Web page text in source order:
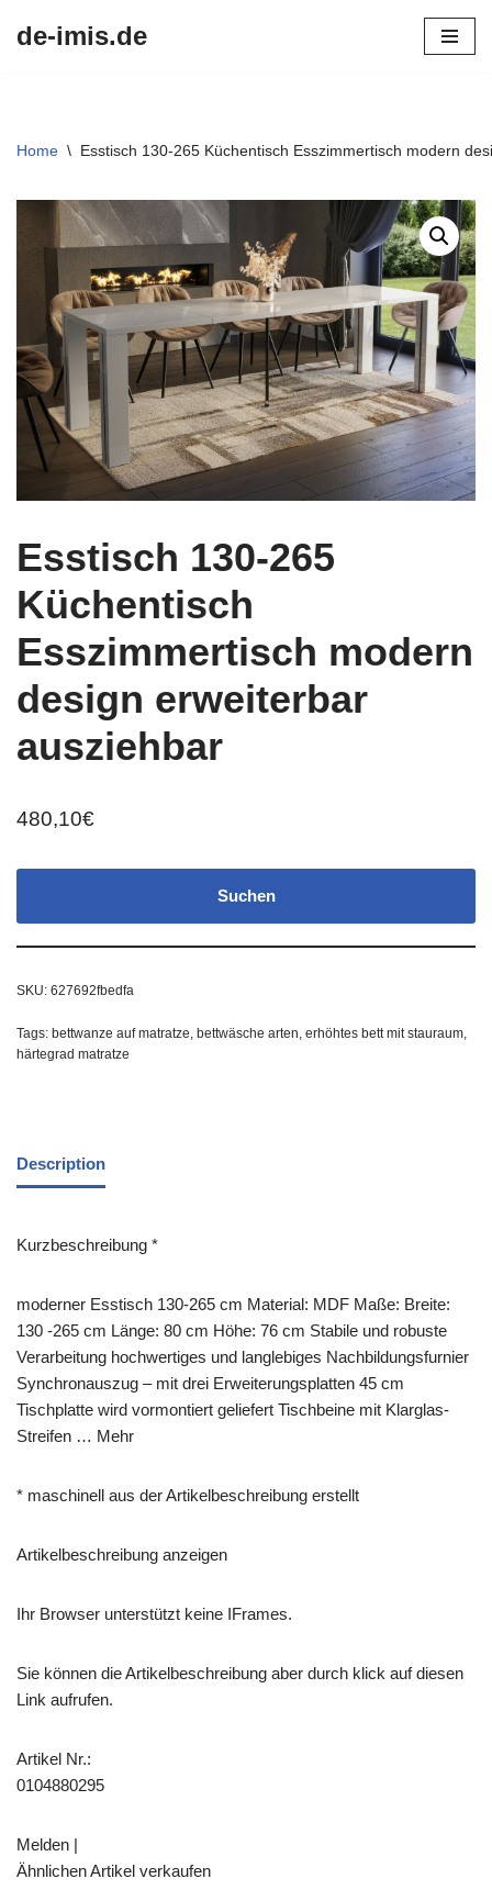
de-imis.de
Home \ Esstisch 130-265 Küchentisch Esszimmertisch modern
Esstisch 130-265
Küchentisch
Esszimmertisch modern
design erweiterbar
ausziehbar
480,10€
Suchen
SKU: 627692fbedfa
Tags: bettwanze auf matratze, bettwäsche arten, erhöhtes bett mit stauraum,
härtegrad matratze
Description
Kurzbeschreibung *
moderner Esstisch 130-265 cm Material: MDF Maße: Breite:
130 -265 cm Länge: 80 cm Höhe: 76 cm Stabile und robuste
Verarbeitung hochwertiges und langlebiges Nachbildungsfurnier
Synchronauszug – mit drei Erweiterungsplatten 45 cm
Tischplatte wird vormontiert geliefert Tischbeine mit Klarglas-
Streifen … Mehr
* maschinell aus der Artikelbeschreibung erstellt
Artikelbeschreibung anzeigen
Ihr Browser unterstützt keine IFrames.
Sie können die Artikelbeschreibung aber durch klick auf diesen
Link aufrufen.
Artikel Nr.:
0104880295
Melden |
Ähnlichen Artikel verkaufen